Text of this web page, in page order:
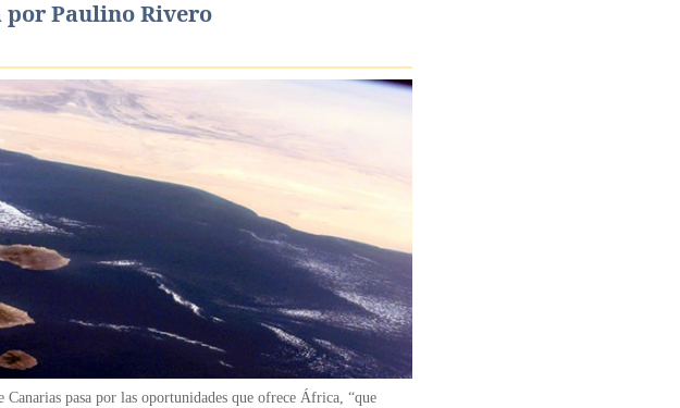
por Paulino Rivero
pasa por las oportunidades que ofrece África, “que